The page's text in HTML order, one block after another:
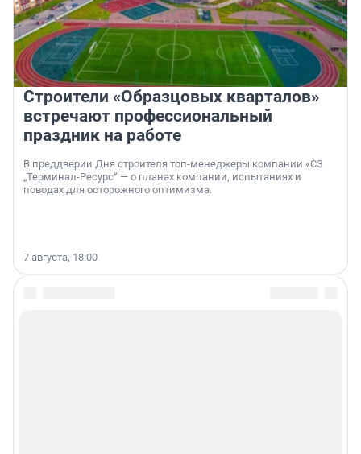
Строители «Образцовых кварталов»
встречают профессиональный
праздник на работе
В преддверии Дня строителя топ-менеджеры компании «СЗ
„Терминал-Ресурс“ — о планах компании, испытаниях и
поводах для осторожного оптимизма.
7 августа, 18:00